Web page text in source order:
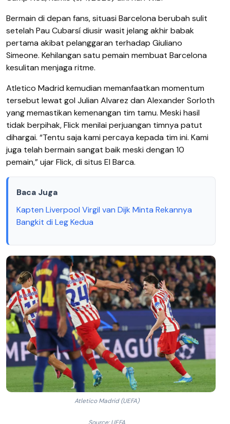
Bermain di depan fans, situasi Barcelona berubah sulit
setelah Pau Cubarsí diusir wasit jelang akhir babak
pertama akibat pelanggaran terhadap Giuliano
Simeone. Kehilangan satu pemain membuat Barcelona
kesulitan menjaga ritme.
Atletico Madrid kemudian memanfaatkan momentum
tersebut lewat gol Julian Alvarez dan Alexander Sorloth
yang memastikan kemenangan tim tamu. Meski hasil
tidak berpihak, Flick menilai perjuangan timnya patut
dihargai. “Tentu saja kami percaya kepada tim ini. Kami
juga telah bermain sangat baik meski dengan 10
pemain,” ujar Flick, di situs El Barca.
Baca Juga
Kapten Liverpool Virgil van Dijk Minta Rekannya
Bangkit di Leg Kedua
Atletico Madrid (UEFA)
Source: UEFA